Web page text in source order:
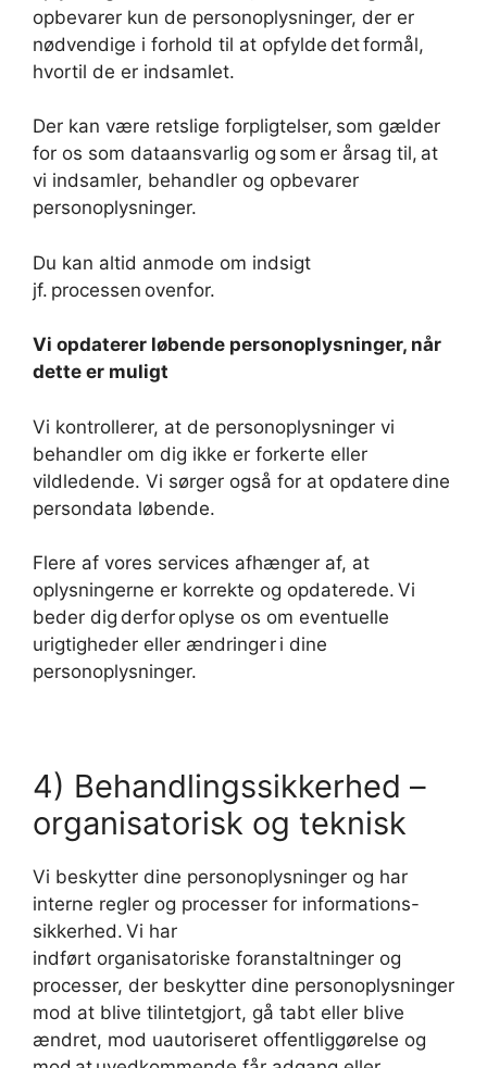
opbevarer kun de personoplysninger, der er
nødvendige i forhold til at opfylde det formål,
hvortil de er indsamlet.
Der kan være retslige forpligtelser, som gælder
for os som dataansvarlig og som er årsag til, at
vi indsamler, behandler og opbevarer
personoplysninger.
Du kan altid anmode om indsigt
jf. processen ovenfor.
Vi opdaterer løbende personoplysninger, når
dette er muligt
Vi kontrollerer, at de personoplysninger vi
behandler om dig ikke er forkerte eller
vildledende. Vi sørger også for at opdatere dine
persondata løbende.
Flere af vores services afhænger af, at
oplysningerne er korrekte og opdaterede. Vi
beder dig derfor oplyse os om eventuelle
urigtigheder eller ændringer i dine
personoplysninger.
4) Behandlingssikkerhed –
organisatorisk og teknisk
Vi beskytter dine personoplysninger og har
interne regler og processer for informations-
sikkerhed. Vi har
indført organisatoriske foranstaltninger og
processer, der beskytter dine personoplysninger
mod at blive tilintetgjort, gå tabt eller blive
ændret, mod uautoriseret offentliggørelse og